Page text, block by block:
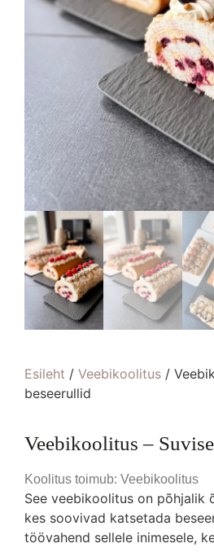
Esileht / Veebikoolitus /
beseerullid
Veebikoolitus –
Koolitus toimub: Veebikoolitus
See veebikoolitus on põhjalik
kes soovivad katsetada
töövahend sellele inimesele,